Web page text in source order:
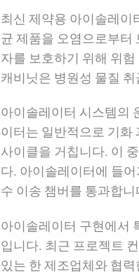
최신 제약용 아이솔레이
균 제품을 오염으로부터
자를 보호하기 위해 위
캐비닛은 병원성 물질
아이솔레이터 시스템의
이터는 일반적으로 기화
사이클을 거칩니다. 이
다. 아이솔레이터에 들
수 이송 챔버를 통과합니
아이솔레이터 구현에서
입니다. 최근 프로젝트
있는 한 제조업체와 협